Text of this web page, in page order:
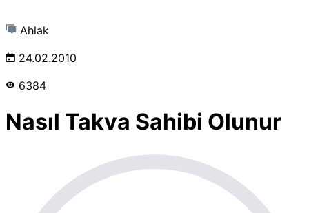
Ahlak
24.02.2010
6384
Nasıl Takva Sahibi Olunur